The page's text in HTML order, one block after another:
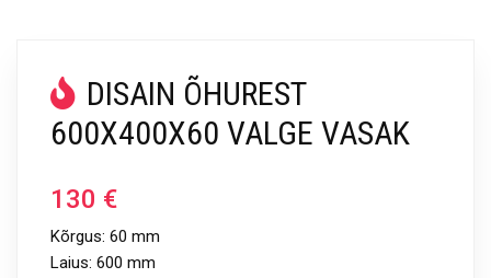
DISAIN ÕHUREST
600X400X60 VALGE VASAK
130 €
Kõrgus: 60 mm
Laius: 600 mm